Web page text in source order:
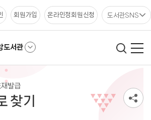
도서관
회원가입 온라인정회원신청 도서관SNS
발급
찾기